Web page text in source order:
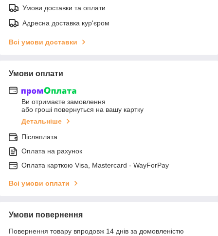
Умови доставки та оплати
Адресна доставка кур'єром
Всі умови доставки
Умови оплати
Ви отримаєте замовлення
або гроші повернуться на вашу картку
Детальніше
Післяплата
Оплата на рахунок
Оплата карткою Visa, Mastercard - WayForPay
Всі умови оплати
Умови повернення
Повернення товару впродовж 14 днів за домовленістю